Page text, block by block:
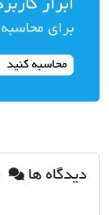
دیدگاه ها